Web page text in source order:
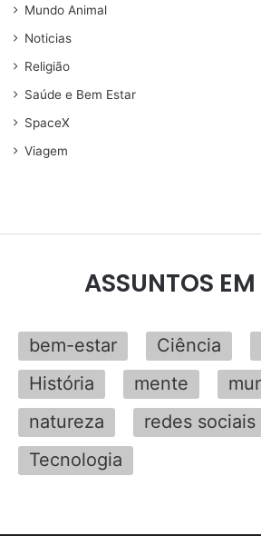
Mundo Animal
Noticias
Religião
Saúde e Bem Estar
SpaceX
Viagem
ASSUNTOS
bem-estar Ciência
História
mente
natureza
redes sociais
Tecnologia